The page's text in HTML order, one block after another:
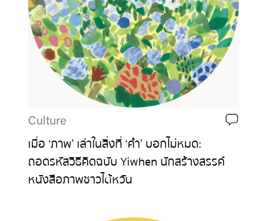
Culture
เมื่อ ‘ภาพ’ เล่าในสิ่งที่ ‘คำ’ บอกไม่หมด:
ถอดรหัสวิธีคิดฉบับ Yiwhen นักสร้างสรรค์
หนังสือภาพชาวไต้หวัน